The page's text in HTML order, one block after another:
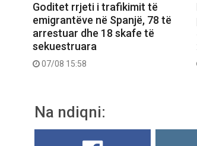
Goditet rrjeti i trafikimit të
emigrantëve në Spanjë, 78 të
arrestuar dhe 18 skafe të
sekuestruara
07/08 15:58
Na ndiqni: